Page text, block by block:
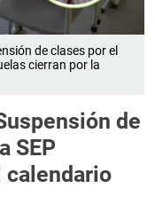
de clases por el
cierran por la
de
SEP
calendario